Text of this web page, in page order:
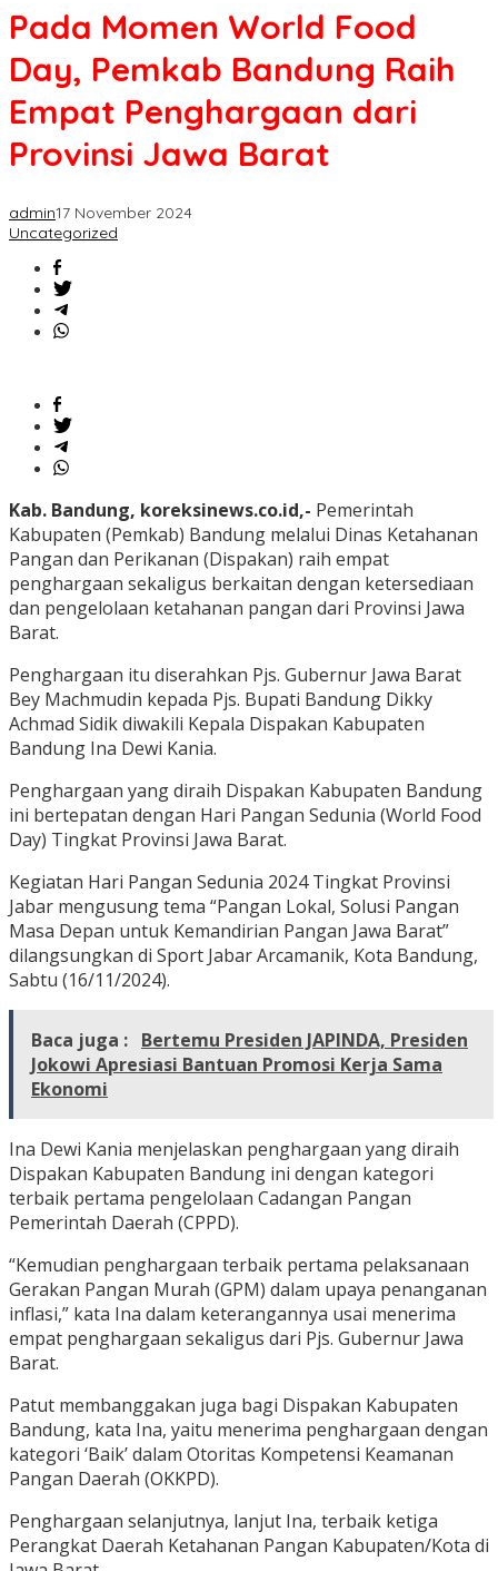
Pada Momen World Food
Day, Pemkab Bandung Raih
Empat Penghargaan dari
Provinsi Jawa Barat
admin17 November 2024
Uncategorized
Kab. Bandung, koreksinews.co.id,- Pemerintah
Kabupaten (Pemkab) Bandung melalui Dinas Ketahanan
Pangan dan Perikanan (Dispakan) raih empat
penghargaan sekaligus berkaitan dengan ketersediaan
dan pengelolaan ketahanan pangan dari Provinsi Jawa
Barat.
Penghargaan itu diserahkan Pjs. Gubernur Jawa Barat
Bey Machmudin kepada Pjs. Bupati Bandung Dikky
Achmad Sidik diwakili Kepala Dispakan Kabupaten
Bandung Ina Dewi Kania.
Penghargaan yang diraih Dispakan Kabupaten Bandung
ini bertepatan dengan Hari Pangan Sedunia (World Food
Day) Tingkat Provinsi Jawa Barat.
Kegiatan Hari Pangan Sedunia 2024 Tingkat Provinsi
Jabar mengusung tema “Pangan Lokal, Solusi Pangan
Masa Depan untuk Kemandirian Pangan Jawa Barat”
dilangsungkan di Sport Jabar Arcamanik, Kota Bandung,
Sabtu (16/11/2024).
Baca juga : Bertemu Presiden JAPINDA, Presiden
Jokowi Apresiasi Bantuan Promosi Kerja Sama
Ekonomi
Ina Dewi Kania menjelaskan penghargaan yang diraih
Dispakan Kabupaten Bandung ini dengan kategori
terbaik pertama pengelolaan Cadangan Pangan
Pemerintah Daerah (CPPD).
“Kemudian penghargaan terbaik pertama pelaksanaan
Gerakan Pangan Murah (GPM) dalam upaya penanganan
inflasi,” kata Ina dalam keterangannya usai menerima
empat penghargaan sekaligus dari Pjs. Gubernur Jawa
Barat.
Patut membanggakan juga bagi Dispakan Kabupaten
Bandung, kata Ina, yaitu menerima penghargaan dengan
kategori ‘Baik’ dalam Otoritas Kompetensi Keamanan
Pangan Daerah (OKKPD).
Penghargaan selanjutnya, lanjut Ina, terbaik ketiga
Perangkat Daerah Ketahanan Pangan Kabupaten/Kota di